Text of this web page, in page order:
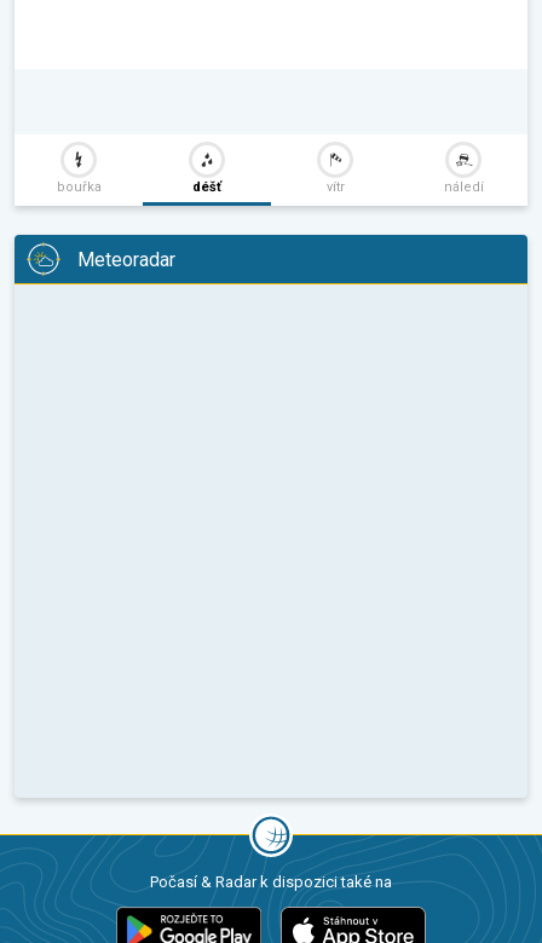
bouřka déšť vítr náledí
Meteoradar
Počasí & Radar k dispozici také na